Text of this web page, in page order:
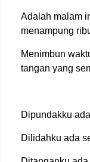
Adalah malam
menampung
Menimbun
tangan yang
Dipundakku
Dilidahku ada